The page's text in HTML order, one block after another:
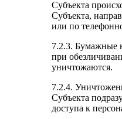
Субъекта
Субъекта,
или по
7.2.3. Бумажные
при
уничтожаются.
7.2.4.
Субъекта
доступа к